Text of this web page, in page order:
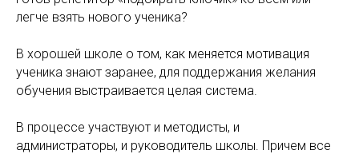
легче взять нового ученика?
В хорошей школе о том, как меняется мотивация
ученика знают заранее, для поддержания желания
обучения выстраивается целая система.
В процессе участвуют и методисты, и
администраторы, и руководитель школы. Причем все